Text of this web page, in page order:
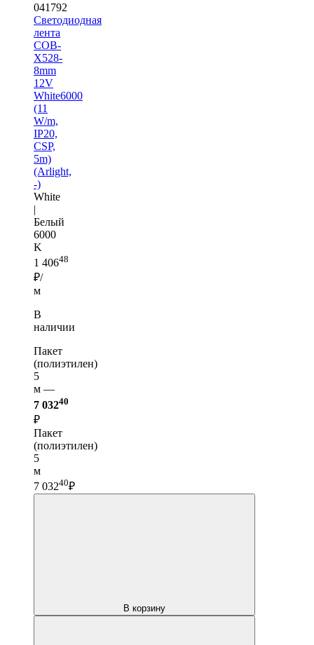
041792
Светодиодная
лента
COB-
X528-
8mm
12V
White6000
(11
W/m,
IP20,
CSP,
5m)
(Arlight,
-)
White
|
Белый
6000
K
1 40648
₽/
м
В
наличии
Пакет
(полиэтилен)
5
м —
7 03240
₽
Пакет
(полиэтилен)
5
м
7 03240₽
В корзину